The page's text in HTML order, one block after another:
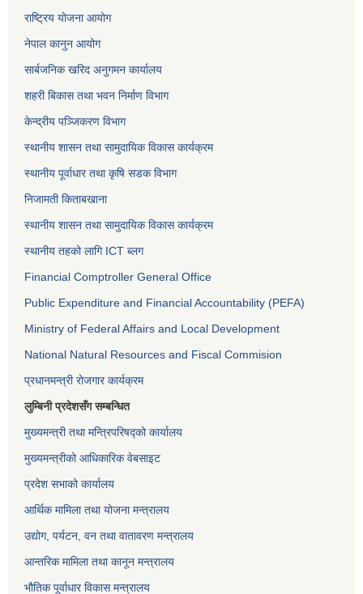
राष्ट्रिय योजना आयोग
नेपाल कानुन आयोग
सार्बजनिक खरिद अनुगमन कार्यालय
शहरी बिकास तथा भवन निर्माण विभाग
केन्द्रीय पञ्जिकरण विभाग
स्थानीय शासन तथा सामुदायिक विकास कार्यक्रम
स्थानीय पूर्वाधार तथा कृषि सडक विभाग
निजामती किताबखाना
स्थानीय शासन तथा सामुदायिक विकास कार्यक्रम
स्थानीय तहको लागि ICT ब्लग
Financial Comptroller General Office
Public Expenditure and Financial Accountability (PEFA)
Ministry of Federal Affairs and Local Development
National Natural Resources and Fiscal Commision
प्रधानमन्त्री रोजगार कार्यक्रम
लुम्बिनी प्रदेशसँग सम्बन्धित
मुख्यमन्त्री तथा मन्त्रिपरिषद्को कार्यालय
मुख्यमन्त्रीको आधिकारिक वेबसाइट
प्रदेश सभाको कार्यालय
आर्थिक मामिला तथा योजना मन्त्रालय
उद्योग, पर्यटन, वन तथा वातावरण मन्त्रालय
आन्तरिक मामिला तथा कानून मन्त्रालय
भौतिक पूर्वाधार विकास मन्त्रालय